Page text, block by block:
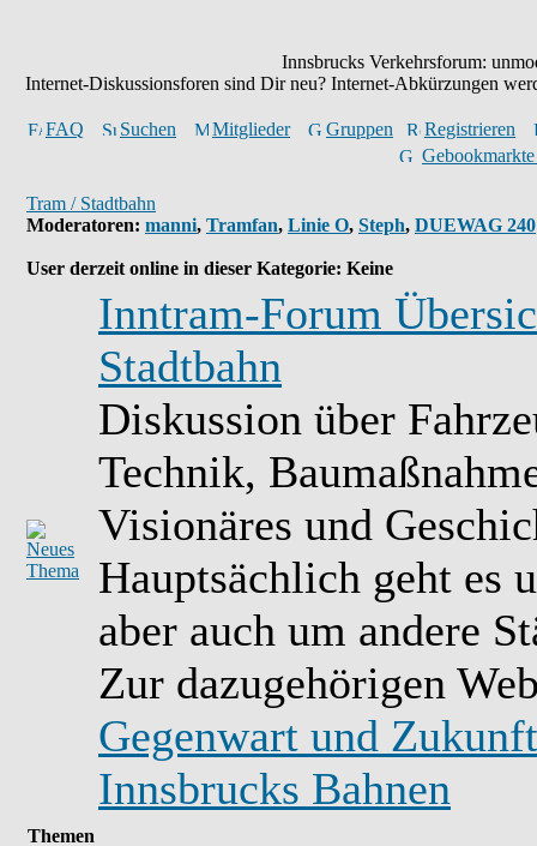
Innsbrucks Verkehrsforum:
Internet-Diskussionsforen sind Dir neu? Internet-Abkürzungen
FAQ Suchen Mitglieder Gruppen
Registrieren
Tram / Stadtbahn
Moderatoren: manni, Tramfan, Linie O, Steph, DUEWAG 240
User derzeit online in dieser Kategorie: Keine
Inntram-Forum
Stadtbahn
Diskussion über
Technik,
Visionäres und
Hauptsächlich geht es
aber auch um andere
Zur dazugehörigen
Gegenwart und
Innsbrucks Bahnen
Themen